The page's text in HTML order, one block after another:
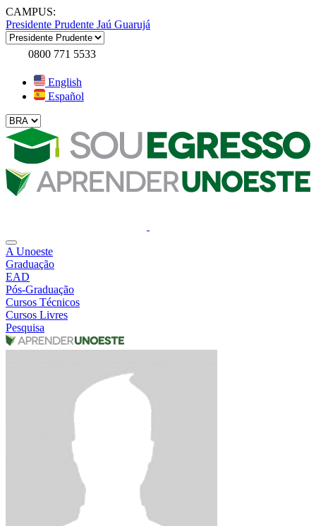
CAMPUS:
Presidente Prudente Jaú Guarujá
0800 771 5533
English
Español
A Unoeste
Graduação
EAD
Pós-Graduação
Cursos Técnicos
Cursos Livres
Pesquisa